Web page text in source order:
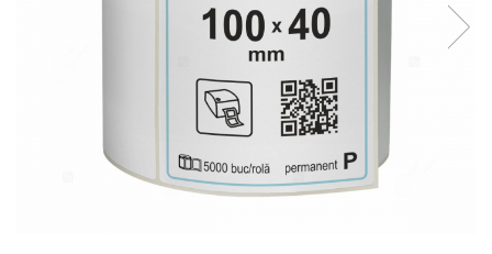
Pungi coloane de aer